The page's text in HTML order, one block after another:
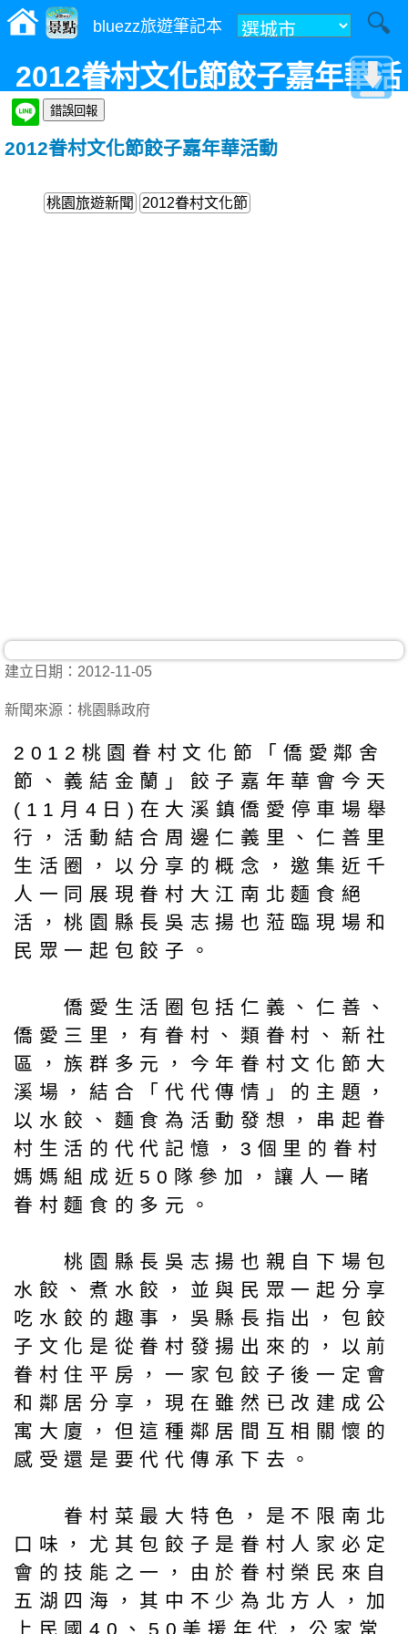
bluezz旅遊筆記本
2012眷村文化節餃子嘉年華活
2012眷村文化節餃子嘉年華活動
桃園旅遊新聞 2012眷村文化節
建立日期：2012-11-05
新聞來源：桃園縣政府
2012桃園眷村文化節「僑愛鄰舍
節、義結金蘭」餃子嘉年華會今天
(11月4日)在大溪鎮僑愛停車場舉
行，活動結合周邊仁義里、仁善里
生活圈，以分享的概念，邀集近千
人一同展現眷村大江南北麵食絕
活，桃園縣長吳志揚也蒞臨現場和
民眾一起包餃子。
僑愛生活圈包括仁義、仁善、
僑愛三里，有眷村、類眷村、新社
區，族群多元，今年眷村文化節大
溪場，結合「代代傳情」的主題，
以水餃、麵食為活動發想，串起眷
村生活的代代記憶，3個里的眷村
媽媽組成近50隊參加，讓人一睹
眷村麵食的多元。
桃園縣長吳志揚也親自下場包
水餃、煮水餃，並與民眾一起分享
吃水餃的趣事，吳縣長指出，包餃
子文化是從眷村發揚出來的，以前
眷村住平房，一家包餃子後一定會
和鄰居分享，現在雖然已改建成公
寓大廈，但這種鄰居間互相關懷的
感受還是要代代傳承下去。
眷村菜最大特色，是不限南北
口味，尤其包餃子是眷村人家必定
會的技能之一，由於眷村榮民來自
五湖四海，其中不少為北方人，加
上民國40、50美援年代，公家常